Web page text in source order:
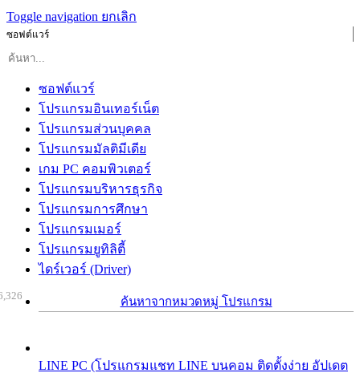
Toggle navigation ยกเลิก
ซอฟต์แวร์
ซอฟต์แวร์
โปรแกรมอินเทอร์เน็ต
โปรแกรมส่วนบุคคล
โปรแกรมมัลติมีเดีย
เกม PC คอมพิวเตอร์
โปรแกรมบริหารธุรกิจ
โปรแกรมการศึกษา
โปรแกรมเมอร์
โปรแกรมยูทิลิตี้
ไดร์เวอร์ (Driver)
ค้นหาจากหมวดหมู่ โปรแกรม
LINE PC (โปรแกรมแชท LINE บนคอม ติดตั้งง่าย อัปเดต